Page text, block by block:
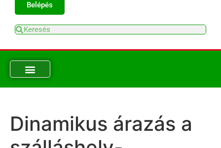
Belépés
Dinamikus árazás a